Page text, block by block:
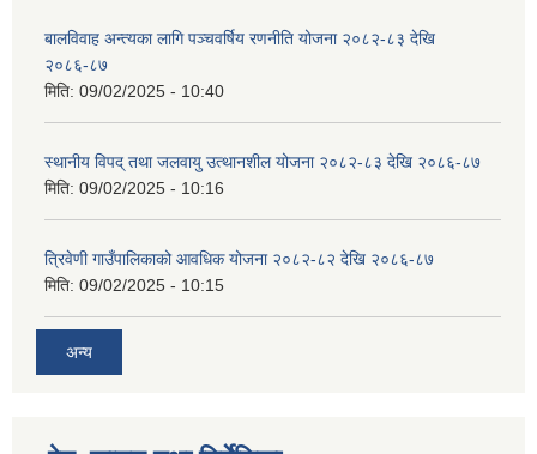
बालविवाह अन्त्यका लागि पञ्चवर्षिय रणनीति योजना २०८२-८३ देखि
२०८६-८७
मिति: 09/02/2025 - 10:40
स्थानीय विपद् तथा जलवायु उत्थानशील योजना २०८२-८३ देखि २०८६-८७
मिति: 09/02/2025 - 10:16
त्रिवेणी गाउँपालिकाको आवधिक योजना २०८२-८२ देखि २०८६-८७
मिति: 09/02/2025 - 10:15
अन्य